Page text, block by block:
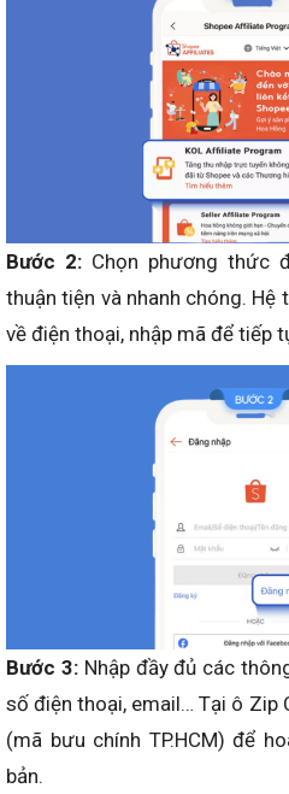
Bước 2: Chọn phương thức
thuận tiện và nhanh chóng. Hệ
về điện thoại, nhập mã để tiếp
Bước 3:Nhập đầy đủ các
số điện thoại, email… Tại ô Zip
(mã bưu chính TP.HCM) để
bản.